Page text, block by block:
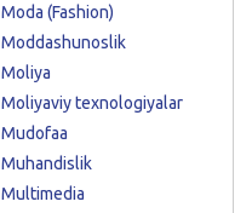
Moda (Fashion)
Moddashunoslik
Moliya
Moliyaviy texnologiyalar
Mudofaa
Muhandislik
Multimedia